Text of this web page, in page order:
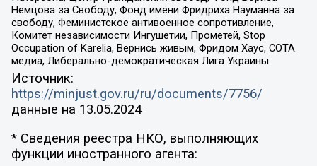
Немцова за Свободу, Фонд имени Фридриха Науманна за
свободу, Феминистское антивоенное сопротивление,
Комитет независимости Ингушетии, Прометей, Stop
Occupation of Karelia, Вернись живым, Фридом Хаус, СОТА
медиа, Либерально-демократическая Лига Украины
Источник:
https://minjust.gov.ru/ru/documents/7756/
данные на 13.05.2024
* Сведения реестра НКО, выполняющих
функции иностранного агента: